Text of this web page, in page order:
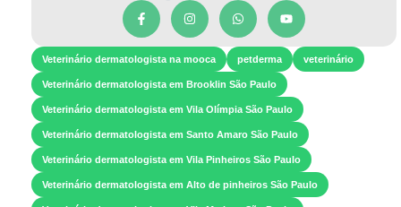
Veterinário dermatologista na mooca petderma veterinário
Veterinário dermatologista em Brooklin São Paulo
Veterinário dermatologista em Vila Olímpia São Paulo
Veterinário dermatologista em Santo Amaro São Paulo
Veterinário dermatologista em Vila Pinheiros São Paulo
Veterinário dermatologista em Alto de pinheiros São Paulo